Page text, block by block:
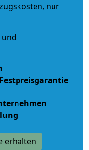
nur
und
erhalten